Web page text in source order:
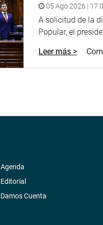
05 Ago 2026 |
A solicitud de la
Popular, el
Leer más >
Agenda
Editorial
Damos Cuenta